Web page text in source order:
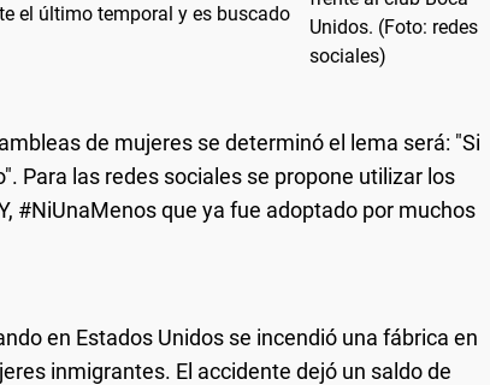
el último temporal y es buscado
de mujeres se determinó el lema será: "Si
Para las redes sociales se propone utilizar los
#NiUnaMenos que ya fue adoptado por muchos
en Estados Unidos se incendió una fábrica en
inmigrantes. El accidente dejó un saldo de